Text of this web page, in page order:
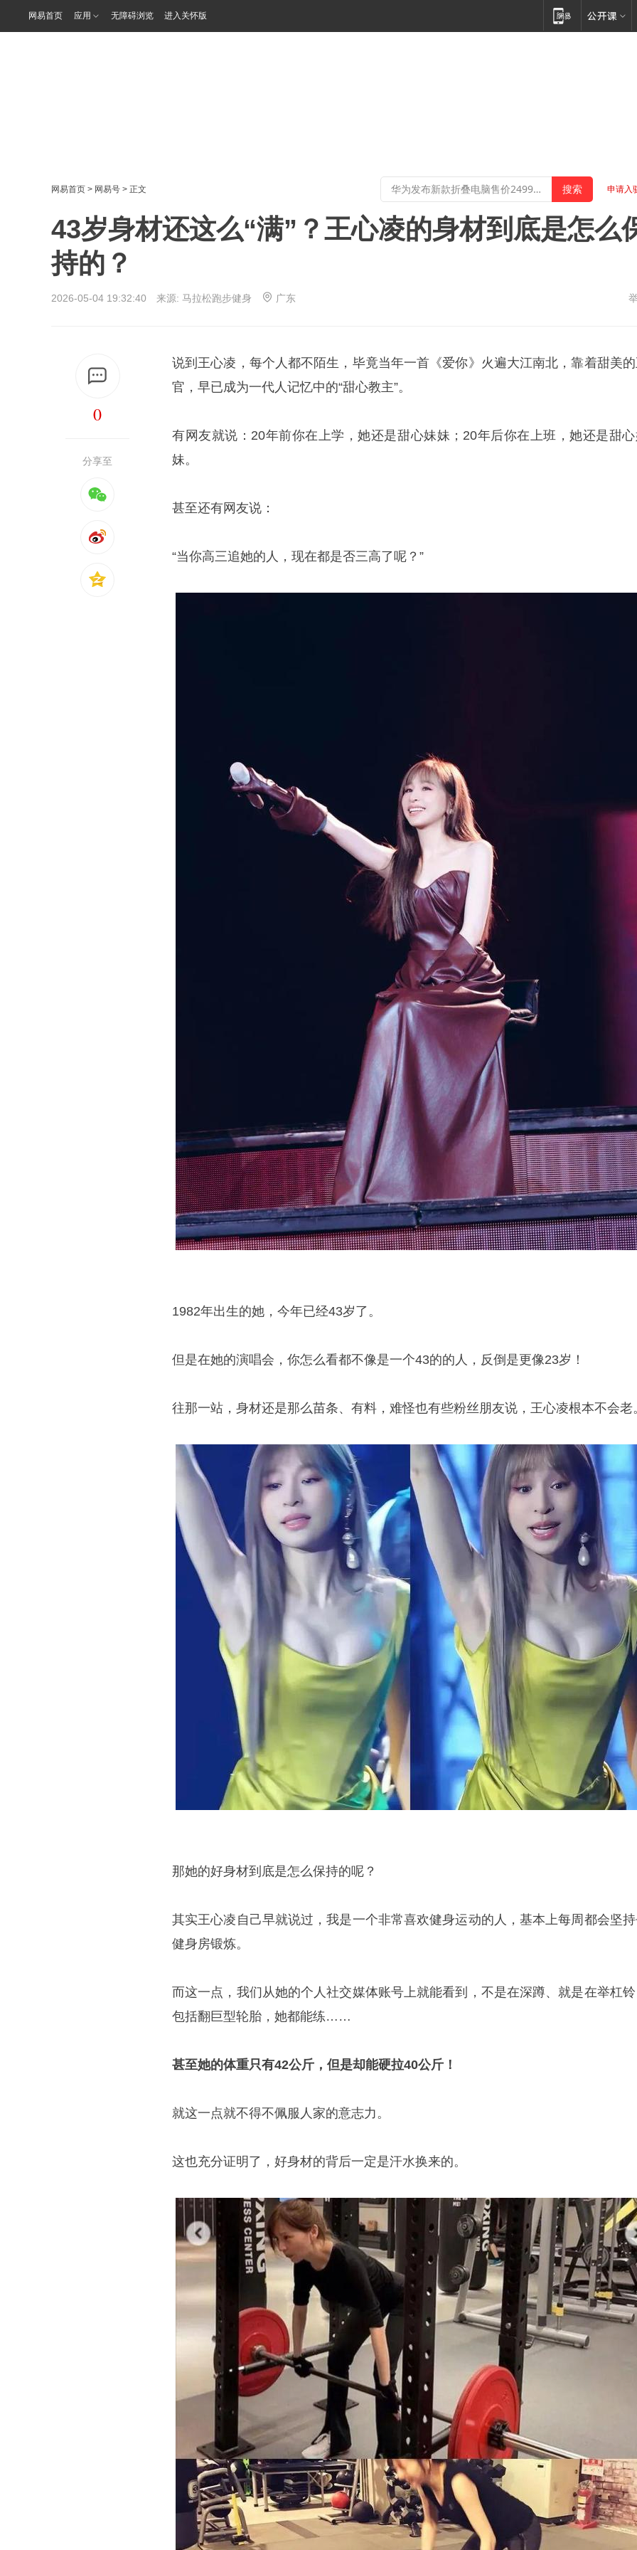
网易首页 应用 无障碍浏览 进入关怀版
网易首页 > 网易号 > 正文 申请入
43岁身材还这么“满”？王心凌的身材到底是怎么
持的？
2026-05-04 19:32:40 来源: 马拉松跑步健身 广东
0
分享至
说到王心凌，每个人都不陌生，毕竟当年一首《爱你》火遍大江南北，靠着甜美
官，早已成为一代人记忆中的“甜心教主”。
有网友就说：20年前你在上学，她还是甜心妹妹；20年后你在上班，她还是甜
妹。
甚至还有网友说：
“当你高三追她的人，现在都是否三高了呢？”
1982年出生的她，今年已经43岁了。
但是在她的演唱会，你怎么看都不像是一个43的的人，反倒是更像23岁！
往那一站，身材还是那么苗条、有料，难怪也有些粉丝朋友说，王心凌根本不会老
那她的好身材到底是怎么保持的呢？
其实王心凌自己早就说过，我是一个非常喜欢健身运动的人，基本上每周都会坚
健身房锻炼。
而这一点，我们从她的个人社交媒体账号上就能看到，不是在深蹲、就是在举杠
包括翻巨型轮胎，她都能练……
甚至她的体重只有42公斤，但是却能硬拉40公斤！
就这一点就不得不佩服人家的意志力。
这也充分证明了，好身材的背后一定是汗水换来的。